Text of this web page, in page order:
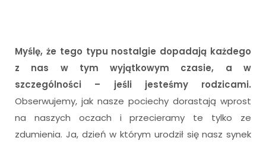
Myślę, że tego typu nostalgie dopadają każdego
z nas w tym wyjątkowym czasie, a w
szczególności – jeśli jesteśmy rodzicami.
Obserwujemy, jak nasze pociechy dorastają wprost
na naszych oczach i przecieramy te tylko ze
zdumienia. Ja, dzień w którym urodził się nasz synek